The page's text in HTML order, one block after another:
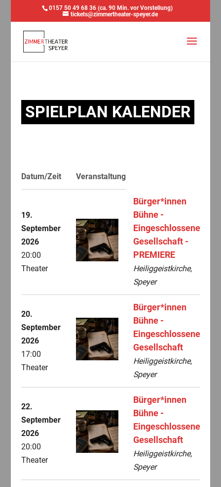
0157 50 49 68 36 (ca. 90 Min. vor Vorstellung)
tickets@zimmertheater-speyer.de
SPIELPLAN KALENDER
Datum/Zeit Veranstaltung
19.
September
2026
20:00
Theater
Bürger*innen
Bühne -
Eingeschlossene
Gesellschaft -
PREMIERE
Heiliggeistkirche,
Speyer
20.
September
2026
17:00
Theater
Bürger*innen
Bühne -
Eingeschlossene
Gesellschaft
Heiliggeistkirche,
Speyer
22.
September
2026
20:00
Theater
Bürger*innen
Bühne -
Eingeschlossene
Gesellschaft
Heiliggeistkirche,
Speyer